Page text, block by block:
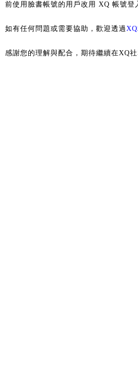
前使用臉書帳號的用戶改用 XQ 帳號登
如有任何問題或需要協助，歡迎透過
感謝您的理解與配合，期待繼續在XQ社